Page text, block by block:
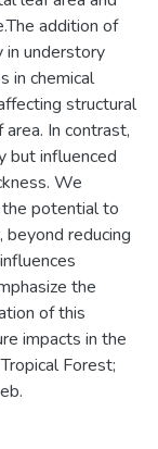
addition of
in understory
in chemical
structural
In contrast,
but influenced
We
potential to
beyond reducing
the
of this
impacts in the
Forest;